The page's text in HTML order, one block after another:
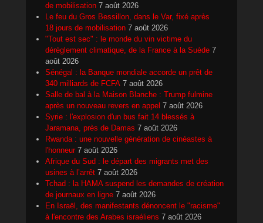
de mobilisation 7 août 2026
Le feu du Gros Bessillon, dans le Var, fixé après
18 jours de mobilisation 7 août 2026
"Tout est sec" : le monde du vin victime du
dérèglement climatique, de la France à la Suède 7
août 2026
Sénégal : la Banque mondiale accorde un prêt de
340 milliards de FCFA 7 août 2026
Salle de bal à la Maison Blanche : Trump fulmine
après un nouveau revers en appel 7 août 2026
Syrie : l'explosion d'un bus fait 14 blessés à
Jaramana, près de Damas 7 août 2026
Rwanda : une nouvelle génération de cinéastes à
l'honneur 7 août 2026
Afrique du Sud : le départ des migrants met des
usines à l’arrêt 7 août 2026
Tchad : la HAMA suspend les demandes de création
de journaux en ligne 7 août 2026
En Israël, des manifestants dénoncent le "racisme"
à l'encontre des Arabes israéliens 7 août 2026